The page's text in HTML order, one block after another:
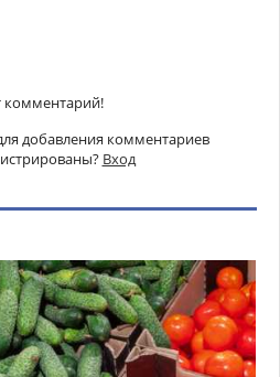
комментарий!
добавления комментариев
Вход